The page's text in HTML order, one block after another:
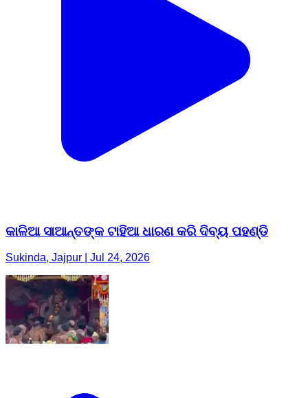
କାଳିଆ ସାଆନ୍ତଙ୍କ ଟାହିଆ ଧାରଣ କରି ଦିବ୍ୟ ପହଣ୍ଡି
Sukinda, Jajpur | Jul 24, 2026